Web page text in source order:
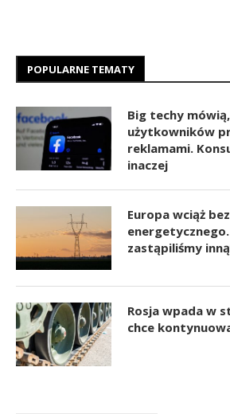
POPULARNE TEMATY
Big techy
użytkowników
reklamami.
inaczej
Europa wciąż
energetycznego.
zastąpiliśmy
Rosja wpada w
chce